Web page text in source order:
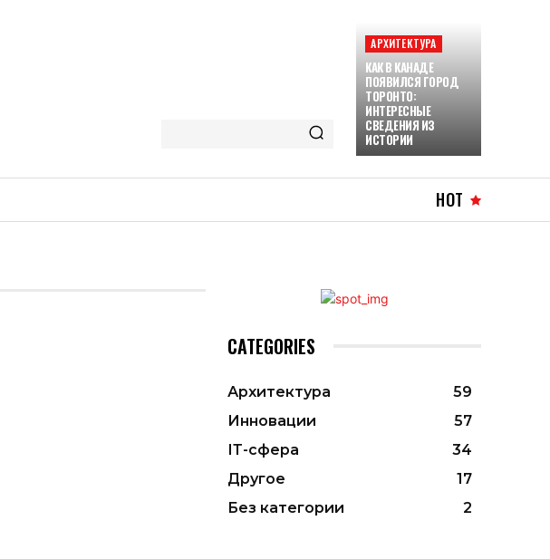
АРХИТЕКТУРА
КАК В КАНАДЕ
ПОЯВИЛСЯ ГОРОД
ТОРОНТО:
ИНТЕРЕСНЫЕ
СВЕДЕНИЯ ИЗ
ИСТОРИИ
HOT
CATEGORIES
Архитектура
59
Инновации
57
ІТ-сфера
34
Другое
17
Без категории
2